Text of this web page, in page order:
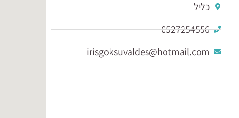
כליל
0527254556
irisgoksuvaldes@hotmail.com